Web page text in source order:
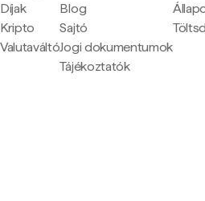
Díjak
Kripto
Valutaváltó
Blog
Sajtó
Jogi dokumentumok
Tájékoztatók